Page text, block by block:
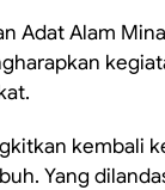
Adat Alam
kembali
Yang